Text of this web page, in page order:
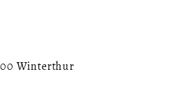
Winterthur